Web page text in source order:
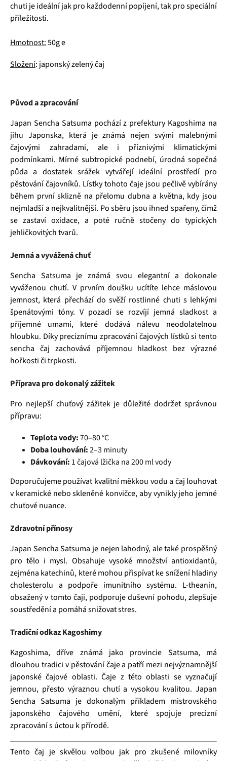
chuti je ideální jak pro každodenní popíjení, tak pro speciální
příležitosti.
Hmotnost:50g e
Složení: japonský zelený čaj
Původ a zpracování
Japan Sencha Satsuma pochází z prefektury Kagoshima na
jihu Japonska, která je známá nejen svými malebnými
čajovými zahradami, ale i příznivými klimatickými
podmínkami. Mírné subtropické podnebí, úrodná sopečná
půda a dostatek srážek vytvářejí ideální prostředí pro
pěstování čajovníků. Lístky tohoto čaje jsou pečlivě vybírány
během první sklizně na přelomu dubna a května, kdy jsou
nejmladší a nejkvalitnější. Po sběru jsou ihned spařeny, čímž
se zastaví oxidace, a poté ručně stočeny do typických
jehličkovitých tvarů.
Jemná a vyvážená chuť
Sencha Satsuma je známá svou elegantní a dokonale
vyváženou chutí. V prvním doušku ucítíte lehce máslovou
jemnost, která přechází do svěží rostlinné chuti s lehkými
špenátovými tóny. V pozadí se rozvíjí jemná sladkost a
příjemné umami, které dodává nálevu neodolatelnou
hloubku. Díky preciznímu zpracování čajových lístků si tento
sencha čaj zachovává příjemnou hladkost bez výrazné
hořkosti či trpkosti.
Příprava pro dokonalý zážitek
Pro nejlepší chuťový zážitek je důležité dodržet správnou
přípravu:
Teplota vody:70–80 °C
Doba louhování:2–3 minuty
Dávkování: 1 čajová lžička na 200 ml vody
Doporučujeme používat kvalitní měkkou vodu a čaj louhovat
v keramické nebo skleněné konvičce, aby vynikly jeho jemné
chuťové nuance.
Zdravotní přínosy
Japan Sencha Satsuma je nejen lahodný, ale také prospěšný
pro tělo i mysl. Obsahuje vysoké množství antioxidantů,
zejména katechinů, které mohou přispívat ke snížení hladiny
cholesterolu a podpoře imunitního systému. L-theanin,
obsažený v tomto čaji, podporuje duševní pohodu, zlepšuje
soustředění a pomáhá snižovat stres.
Tradiční odkaz Kagoshimy
Kagoshima, dříve známá jako provincie Satsuma, má
dlouhou tradici v pěstování čaje a patří mezi nejvýznamnější
japonské čajové oblasti. Čaje z této oblasti se vyznačují
jemnou, přesto výraznou chutí a vysokou kvalitou. Japan
Sencha Satsuma je dokonalým příkladem mistrovského
japonského čajového umění, které spojuje precizní
zpracování s úctou k přírodě.
Tento čaj je skvělou volbou jak pro zkušené milovníky